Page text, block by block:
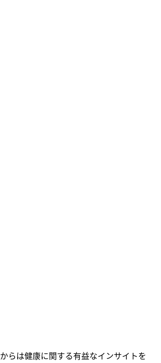
からは健康に関する有益なインサイトを